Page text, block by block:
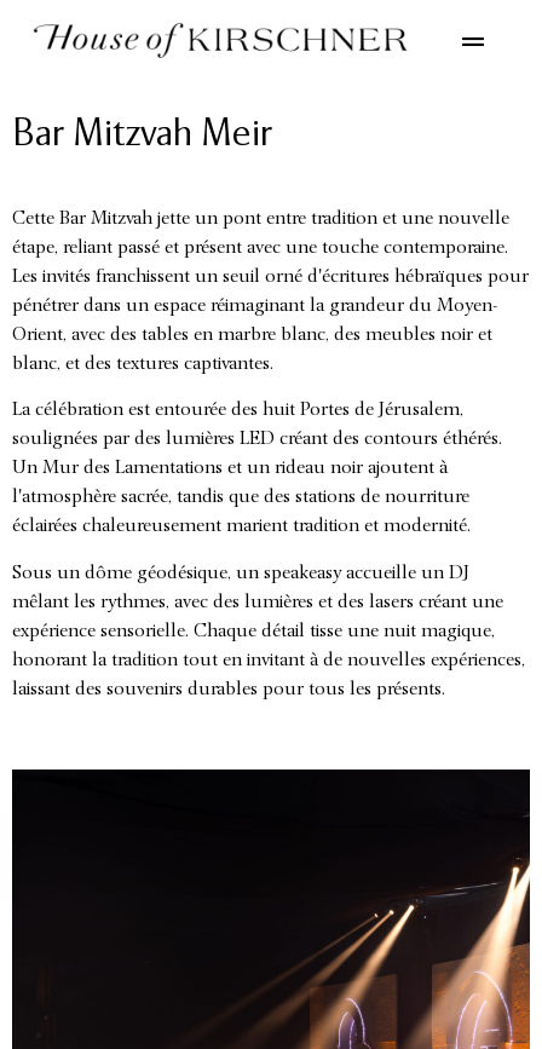
Bar Mitzvah Meir
Cette Bar Mitzvah jette un pont entre tradition et une nouvelle
étape, reliant passé et présent avec une touche contemporaine.
Les invités franchissent un seuil orné d'écritures hébraïques pour
pénétrer dans un espace réimaginant la grandeur du Moyen-
Orient, avec des tables en marbre blanc, des meubles noir et
blanc, et des textures captivantes.
La célébration est entourée des huit Portes de Jérusalem,
soulignées par des lumières LED créant des contours éthérés.
Un Mur des Lamentations et un rideau noir ajoutent à
l'atmosphère sacrée, tandis que des stations de nourriture
éclairées chaleureusement marient tradition et modernité.
Sous un dôme géodésique, un speakeasy accueille un DJ
mêlant les rythmes, avec des lumières et des lasers créant une
expérience sensorielle. Chaque détail tisse une nuit magique,
honorant la tradition tout en invitant à de nouvelles expériences,
laissant des souvenirs durables pour tous les présents.